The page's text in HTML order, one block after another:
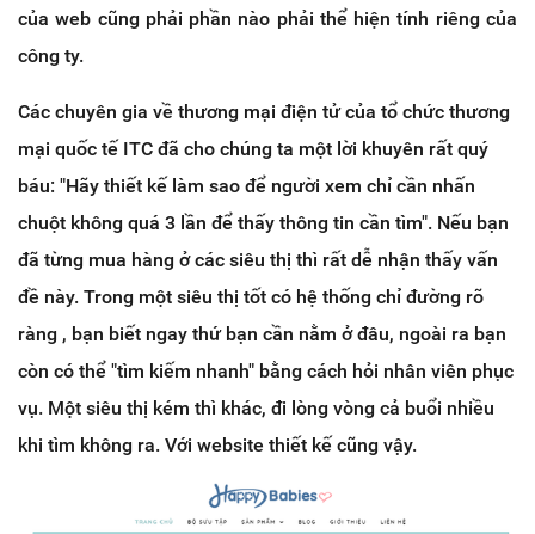
của web cũng phải phần nào phải thể hiện tính riêng của
công ty.
Các chuyên gia về thương mại điện tử của tổ chức thương
mại quốc tế ITC đã cho chúng ta một lời khuyên rất quý
báu: "Hãy thiết kế làm sao để người xem chỉ cần nhấn
chuột không quá 3 lần để thấy thông tin cần tìm". Nếu bạn
đã từng mua hàng ở các siêu thị thì rất dễ nhận thấy vấn
đề này. Trong một siêu thị tốt có hệ thống chỉ đường rõ
ràng , bạn biết ngay thứ bạn cần nằm ở đâu, ngoài ra bạn
còn có thể "tìm kiếm nhanh" bằng cách hỏi nhân viên phục
vụ. Một siêu thị kém thì khác, đi lòng vòng cả buổi nhiều
khi tìm không ra. Với website thiết kế cũng vậy.